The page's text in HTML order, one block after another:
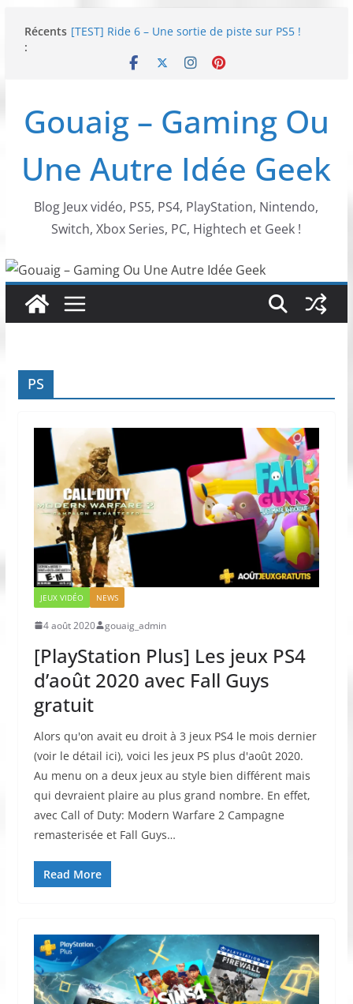
Récents
:
SWITCH 2 : Nouveaux accessoires Turtle Beach X
[TEST] Ride 6 – Une sortie de piste sur PS5 !
retour !
[TEST] Screamer – Le retour des courses arcade
Gouaig – Gaming Ou
Une Autre Idée Geek
Blog Jeux vidéo, PS5, PS4, PlayStation, Nintendo,
Switch, Xbox Series, PC, Hightech et Geek !
PS
JEUX VIDÉO NEWS
4 août 2020 gouaig_admin
[PlayStation Plus] Les jeux PS4
d’août 2020 avec Fall Guys
gratuit
Alors qu'on avait eu droit à 3 jeux PS4 le mois dernier
(voir le détail ici), voici les jeux PS plus d'août 2020.
Au menu on a deux jeux au style bien différent mais
qui devraient plaire au plus grand nombre. En effet,
avec Call of Duty: Modern Warfare 2 Campagne
remasterisée et Fall Guys…
Read More